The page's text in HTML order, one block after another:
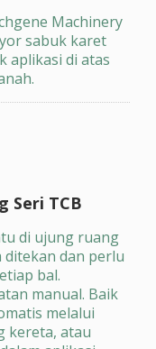
Machinery
sabuk karet
aplikasi di atas
Seri TCB
di ujung ruang
ditekan dan perlu
bal.
manual. Baik
melalui
kereta, atau